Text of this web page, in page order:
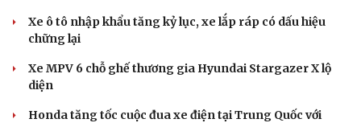
Xe ô tô nhập khẩu tăng kỷ lục, xe lắp ráp có dấu hiệu
chững lại
Xe MPV 6 chỗ ghế thương gia Hyundai Stargazer X lộ
diện
Honda tăng tốc cuộc đua xe điện tại Trung Quốc với